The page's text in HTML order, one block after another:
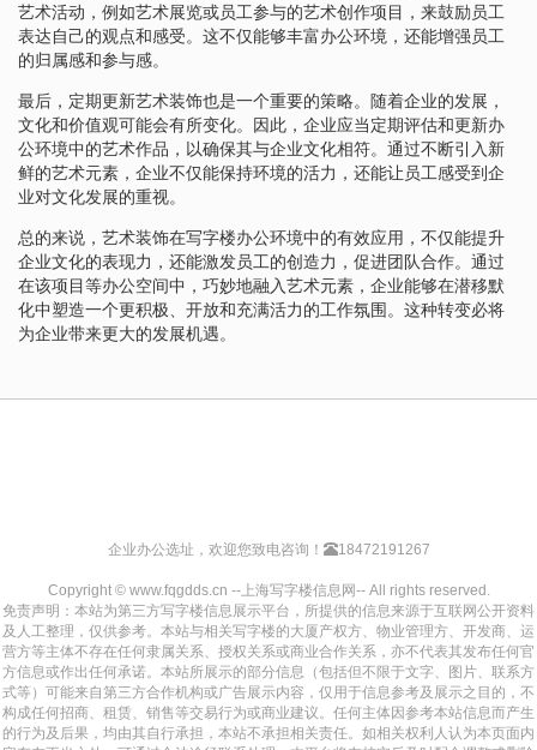
艺术活动，例如艺术展览或员工参与的艺术创作项目，来鼓励员工
表达自己的观点和感受。这不仅能够丰富办公环境，还能增强员工
的归属感和参与感。
最后，定期更新艺术装饰也是一个重要的策略。随着企业的发展，
文化和价值观可能会有所变化。因此，企业应当定期评估和更新办
公环境中的艺术作品，以确保其与企业文化相符。通过不断引入新
鲜的艺术元素，企业不仅能保持环境的活力，还能让员工感受到企
业对文化发展的重视。
总的来说，艺术装饰在写字楼办公环境中的有效应用，不仅能提升
企业文化的表现力，还能激发员工的创造力，促进团队合作。通过
在该项目等办公空间中，巧妙地融入艺术元素，企业能够在潜移默
化中塑造一个更积极、开放和充满活力的工作氛围。这种转变必将
为企业带来更大的发展机遇。
企业办公选址，欢迎您致电咨询！ 18472191267
Copyright © www.fqgdds.cn --上海写字楼信息网-- All rights reserved.
免责声明：本站为第三方写字楼信息展示平台，所提供的信息来源于互联网公开资料
及人工整理，仅供参考。本站与相关写字楼的大厦产权方、物业管理方、开发商、运
营方等主体不存在任何隶属关系、授权关系或商业合作关系，亦不代表其发布任何官
方信息或作出任何承诺。本站所展示的部分信息（包括但不限于文字、图片、联系方
式等）可能来自第三方合作机构或广告展示内容，仅用于信息参考及展示之目的，不
构成任何招商、租赁、销售等交易行为或商业建议。任何主体因参考本站信息而产生
的行为及后果，均由其自行承担，本站不承担相关责任。如相关权利人认为本页面内